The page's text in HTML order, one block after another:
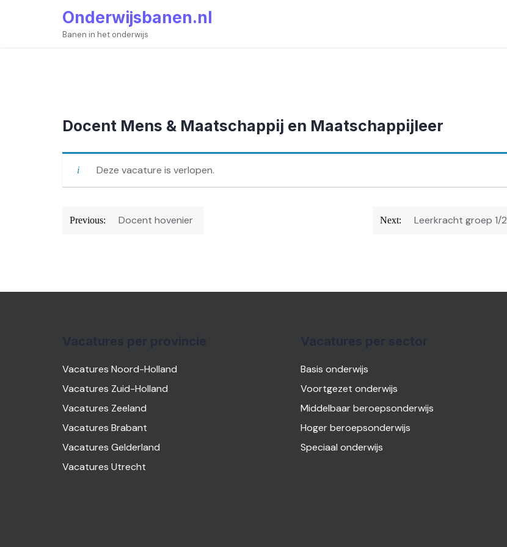
Onderwijsbanen.nl
Banen in het onderwijs
Docent Mens & Maatschappij en Maatschappijleer
Deze vacature is verlopen.
Bericht
Previous: Docent hovenier Next: Leerkracht groep 1/2
Vacatures Noord-Holland
Vacatures Zuid-Holland
Vacatures Zeeland
Vacatures Brabant
Vacatures Gelderland
Vacatures Utrecht
Basis onderwijs
Voortgezet onderwijs
Middelbaar beroepsonderwijs
Hoger beroepsonderwijs
Speciaal onderwijs